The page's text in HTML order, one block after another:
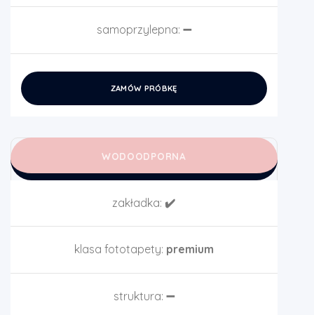
samoprzylepna: ➖
ZAMÓW PRÓBKĘ
WODOODPORNA
zakładka: ✔️
klasa fototapety: premium
struktura: ➖